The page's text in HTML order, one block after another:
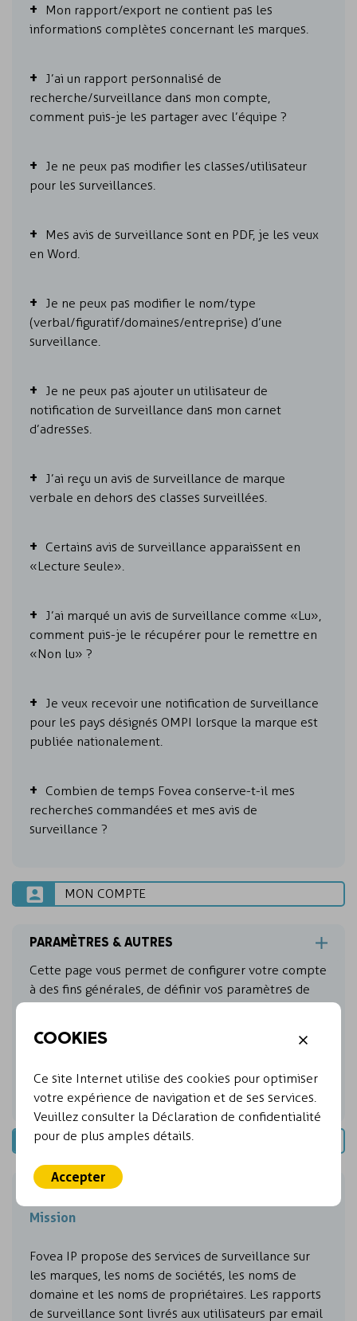
Mon rapport/export ne contient pas les
informations complètes concernant les marques.
J’ai un rapport personnalisé de
recherche/surveillance dans mon compte,
comment puis-je les partager avec l’équipe ?
Je ne peux pas modifier les classes/utilisateur
pour les surveillances.
Mes avis de surveillance sont en PDF, je les veux
en Word.
Je ne peux pas modifier le nom/type
(verbal/figuratif/domaines/entreprise) d’une
surveillance.
Je ne peux pas ajouter un utilisateur de
notification de surveillance dans mon carnet
d’adresses.
J’ai reçu un avis de surveillance de marque
verbale en dehors des classes surveillées.
Certains avis de surveillance apparaissent en
« Lecture seule ».
J’ai marqué un avis de surveillance comme « Lu »,
comment puis-je le récupérer pour le remettre en
« Non lu » ?
Je veux recevoir une notification de surveillance
pour les pays désignés OMPI lorsque la marque est
publiée nationalement.
Combien de temps Fovea conserve-t-il mes
recherches commandées et mes avis de
surveillance ?
MON COMPTE
PARAMÈTRES & AUTRES
Cette page vous permet de configurer votre compte
à des fins générales, de définir vos paramètres de
Facture
Paramètres
SURVEILLANCES COMMANDÉES
MES SURVEILLANCES COMMANDÉES
Mission
Fovea IP propose des services de surveillance sur
les marques, les noms de sociétés, les noms de
domaine et les noms de propriétaires. Les rapports
de surveillance sont livrés aux utilisateurs par email
COOKIES
Ce site Internet utilise des cookies pour optimiser
votre expérience de navigation et de ses services.
Veuillez consulter la Déclaration de confidentialité
pour de plus amples détails.
Accepter